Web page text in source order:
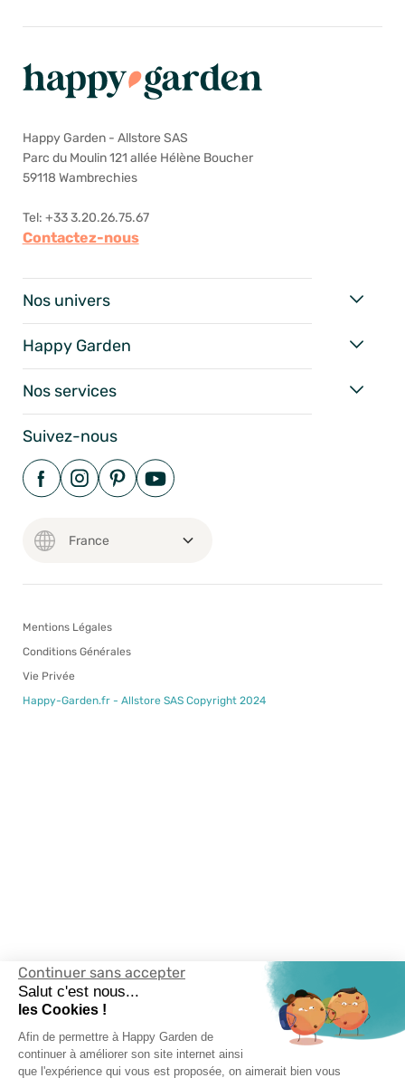
Continuer sans accepter
Salut c'est nous...
les Cookies !
Afin de permettre à Happy Garden de
continuer à améliorer son site internet ainsi
que l'expérience qui vous est proposée, on aimerait bien vous
Happy Garden - Allstore SAS
Parc du Moulin 121 allée Hélène Boucher
59118 Wambrechies
Tel: +33 3.20.26.75.67
Contactez-nous
Nos univers
Happy Garden
Nos services
Suivez-nous
Mentions Légales
Conditions Générales
Vie Privée
Happy-Garden.fr - Allstore SAS Copyright 2024